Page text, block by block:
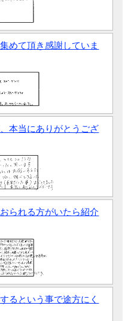
めて頂き感謝していま
本当にありがとうござ
られる方がいたら紹介
るという事で途方にく